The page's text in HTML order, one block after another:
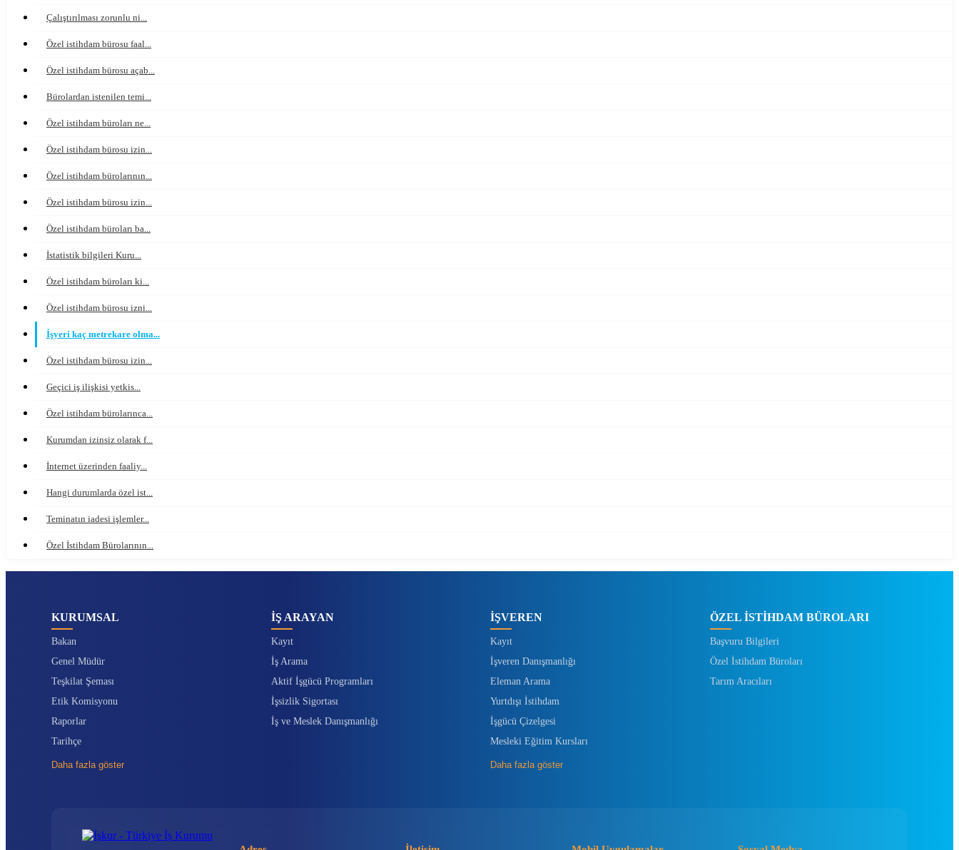
Çalıştırılması zorunlu ni...
Özel istihdam bürosu faal...
Özel istihdam bürosu açab...
Bürolardan istenilen temi...
Özel istihdam büroları ne...
Özel istihdam bürosu izin...
Özel istihdam bürolarının...
Özel istihdam bürosu izin...
Özel istihdam büroları ba...
İstatistik bilgileri Kuru...
Özel istihdam büroları ki...
Özel istihdam bürosu izni...
İşyeri kaç metrekare olma...
Özel istihdam bürosu izin...
Geçici iş ilişkisi yetkis...
Özel istihdam bürolarınca...
Kurumdan izinsiz olarak f...
İnternet üzerinden faaliy...
Hangi durumlarda özel ist...
Teminatın iadesi işlemler...
Özel İstihdam Bürolarının...
KURUMSAL
Bakan
Genel Müdür
Teşkilat Şeması
Etik Komisyonu
Raporlar
Tarihçe
Daha fazla göster
İŞ ARAYAN
Kayıt
İş Arama
Aktif İşgücü Programları
İşsizlik Sigortası
İş ve Meslek Danışmanlığı
İŞVEREN
Kayıt
İşveren Danışmanlığı
Eleman Arama
Yurtdışı İstihdam
İşgücü Çizelgesi
Mesleki Eğitim Kursları
Daha fazla göster
ÖZEL İSTİHDAM BÜROLARI
Başvuru Bilgileri
Özel İstihdam Büroları
Tarım Aracıları